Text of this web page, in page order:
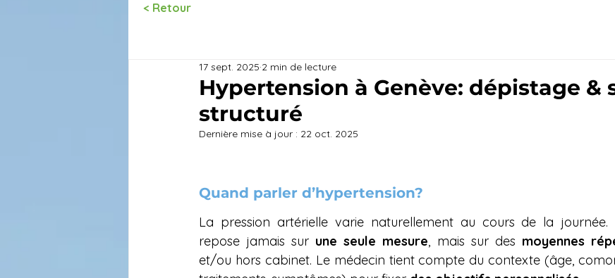
Tous les articles
Hypertension à Genève: dépistage &
structuré
17 sept. 2025 2 min de lecture
Dernière mise à jour : 22 oct. 2025
Quand parler d’hypertension?
La pression artérielle varie naturellement au cours de la journée.
repose jamais sur une seule mesure, mais sur des moyennes
et/ou hors cabinet. Le médecin tient compte du contexte (âge,
< Retour